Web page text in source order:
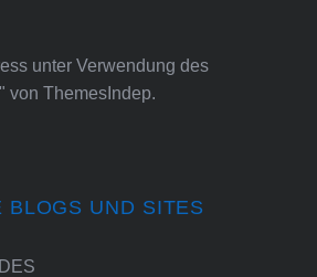
unter Verwendung des
von ThemesIndep.
BLOGS UND SITES